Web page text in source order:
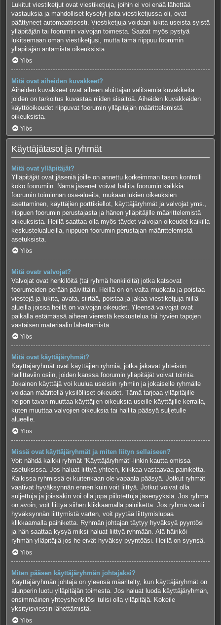
Lukitut viestiketjut ovat viestiketjuja, joihin ei voi enää lähettää
vastauksia ja mahdolliset kyselyt joita viestiketjussa oli, ovat
päättyneet automaattisesti. Viestiketjuja voidaan lukita useista syistä
ylläpitäjän tai foorumin valvojan toimesta. Saatat myös pystyä
lukitsemaan oman viestiketjusi, mutta tämä riippuu foorumin
ylläpitäjän antamista oikeuksista.
Ylös
Mitä ovat aiheiden kuvakkeet?
Aiheiden kuvakkeet ovat aiheen aloittajan valitsemia kuvakkeita
joiden on tarkoitus kuvastaa niiden sisältöä. Aiheiden kuvakkeiden
käyttöoikeudet riippuvat foorumin ylläpitäjän määrittelemistä
oikeuksista.
Ylös
Käyttäjätasot ja ryhmät
Mitä ovat ylläpitäjät?
Ylläpitäjät ovat jäseniä joille on annettu korkeimman tason kontrolli
koko foorumiin. Nämä jäsenet voivat hallita foorumin kaikkia
foorumin toiminnan osa-alueita, mukaan lukien oikeuksien
asettaminen, käyttäjien porttikiellot, käyttäjäryhmät ja valvojat yms.,
riippuen foorumin perustajasta ja hänen ylläpitäjille määrittelemistä
oikeuksista. Heillä saattaa olla myös täydet valvojan oikeudet kaikilla
keskustelualueilla, riippuen foorumin perustajan määrittelemistä
asetuksista.
Ylös
Mitä ovatr valvojat?
Valvojat ovat henkilöitä (tai ryhmä henkilöitä) jotka katsovat
foorumeiden perään päivittäin. Heillä on on valta muokata ja poistaa
viestejä ja lukita, avata, siirtää, poistaa ja jakaa viestiketjuja niillä
alueilla joissa heillä on valvojan oikeudet. Yleensä valvojat ovat
paikalla estämässä aiheen vierestä keskustelua tai hyvien tapojen
vastaisen materiaalin lähettämistä.
Ylös
Mitä ovat käyttäjäryhmät?
Käyttäjäryhmät ovat käyttäjien ryhmiä, jotka jakavat yhteisön
hallittaviin osiin, joiden kanssa foorumin ylläpitäjät voivat toimia.
Jokainen käyttäjä voi kuulua useisiin ryhmiin ja jokaiselle ryhmälle
voidaan määritellä yksilölliset oikeudet. Tämä tarjoaa ylläpitäjille
helpon tavan muuttaa käyttäjien oikeuksia useille käyttäjille kerralla,
kuten muuttaa valvojien oikeuksia tai hallita pääsyä suljetulle
alueelle.
Ylös
Missä ovat käyttäjäryhmät ja miten liityn sellaiseen?
Voit nähdä kaikki ryhmät “Käyttäjäryhmät”-linkin kautta omissa
asetuksissa. Jos haluat liittyä yhteen, klikkaa vastaavaa painiketta.
Kaikissa ryhmissä ei kuitenkaan ole vapaata pääsyä. Jotkut ryhmät
vaativat hyväksynnän ennen kuin voit liittyä. Jotkut voivat olla
suljettuja ja joissakin voi olla jopa piilotettuja jäsenyyksiä. Jos ryhmä
on avoin, voit liittyä siihen klikkaamalla painiketta. Jos ryhmä vaatii
hyväksynnän liittymistä varten, voit pyytää liittymislupaa
klikkaamalla painiketta. Ryhmän johtajan täytyy hyväksyä pyyntösi
ja hän saattaa kysyä miksi haluat liittyä ryhmään. Älä häiriköi
ryhmän ylläpitäjiä jos he eivät hyväksy pyyntöäsi. Heillä on syynsä.
Ylös
Miten pääsen käyttäjäryhmän johtajaksi?
Käyttäjäryhmän johtaja on yleensä määritelty, kun käyttäjäryhmät on
alunperin luotu ylläpitäjän toimesta. Jos haluat luoda käyttäjäryhmän,
ensimmäinen yhteyshenkilösi tulisi olla ylläpitäjä. Kokeile
yksityisviestin lähettämistä.
Ylös